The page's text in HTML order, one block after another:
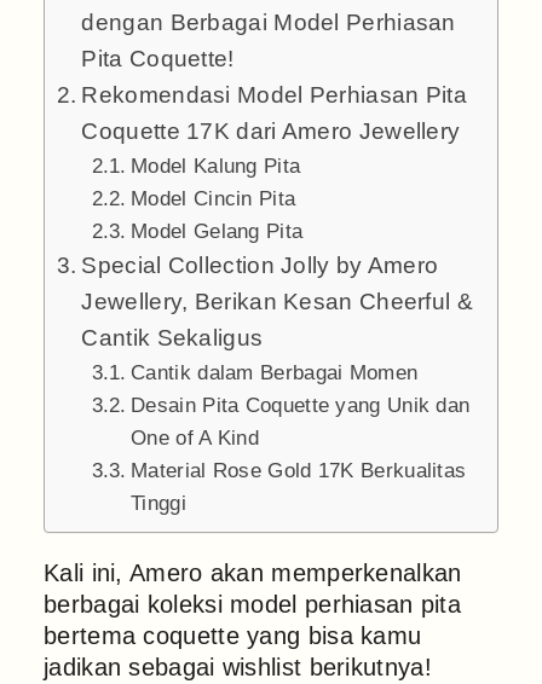
dengan Berbagai Model Perhiasan
Pita Coquette!
Rekomendasi Model Perhiasan Pita
Coquette 17K dari Amero Jewellery
Model Kalung Pita
Model Cincin Pita
Model Gelang Pita
Special Collection Jolly by Amero
Jewellery, Berikan Kesan Cheerful &
Cantik Sekaligus
Cantik dalam Berbagai Momen
Desain Pita Coquette yang Unik dan
One of A Kind
Material Rose Gold 17K Berkualitas
Tinggi
Kali ini, Amero akan memperkenalkan
berbagai koleksi model perhiasan pita
bertema coquette yang bisa kamu
jadikan sebagai wishlist berikutnya!